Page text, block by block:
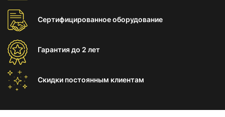
Сертифицированноеоборудование
Гарантиядо 2 лет
Скидки постоянным клиентам